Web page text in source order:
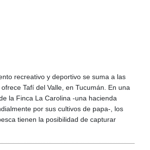
recreativo y deportivo se suma a las
Tafí del Valle, en Tucumán. En una
la Finca La Carolina -una hacienda
por sus cultivos de papa-, los
tienen la posibilidad de capturar